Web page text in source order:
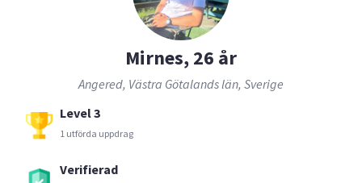
Mirnes, 26 år
Angered, Västra Götalands län, Sverige
Level 3
1 utförda uppdrag
Verifierad